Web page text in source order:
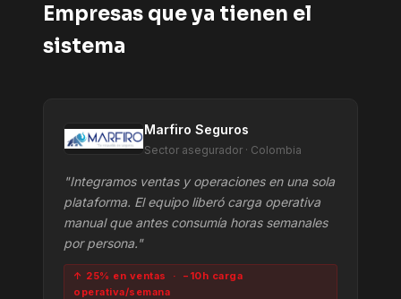
Empresas que ya tienen el
sistema
Marfiro Seguros
Sector asegurador · Colombia
"Integramos ventas y operaciones en una sola
plataforma. El equipo liberó carga operativa
manual que antes consumía horas semanales
por persona."
↑ 25% en ventas · −10h carga
operativa/semana